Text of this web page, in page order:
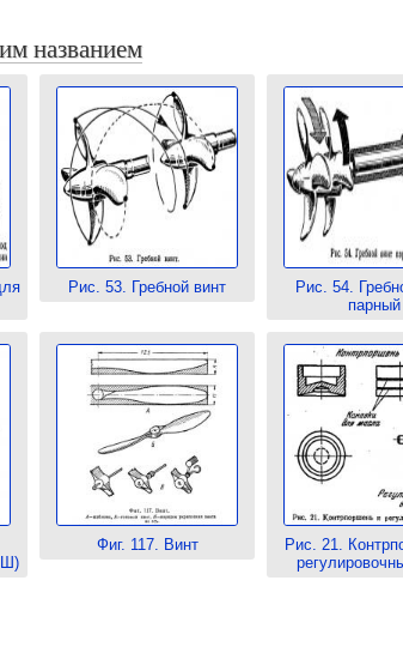
названием
Рис. 53. Гребной винт
Рис. 54.
парный
Фиг. 117. Винт
Рис. 21.